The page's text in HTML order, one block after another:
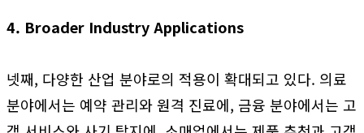
4. Broader Industry Applications
넷째, 다양한 산업 분야로의 적용이 확대되고 있다. 의료
분야에서는 예약 관리와 원격 진료에, 금융 분야에서는 고